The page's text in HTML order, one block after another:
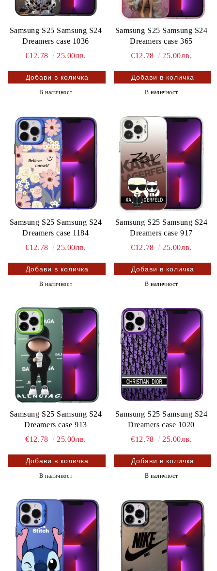
Samsung S25 Samsung S24
Dreamers case 1036
€12.78
25.00лв.
В наличност
Samsung S25 Samsung S24
Dreamers case 365
€12.78
25.00лв.
В наличност
Samsung S25 Samsung S24
Dreamers case 1184
€12.78
25.00лв.
В наличност
Samsung S25 Samsung S24
Dreamers case 917
€12.78
25.00лв.
В наличност
Samsung S25 Samsung S24
Dreamers case 913
€12.78
25.00лв.
В наличност
Samsung S25 Samsung S24
Dreamers case 1020
€12.78
25.00лв.
В наличност